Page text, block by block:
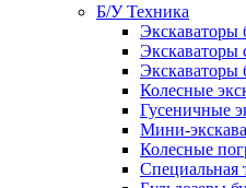
Б/У Техника
Экскаваторы
Экскаваторы
Экскаваторы
Колесные
Гусеничные
Мини-
Колесные
Специальная